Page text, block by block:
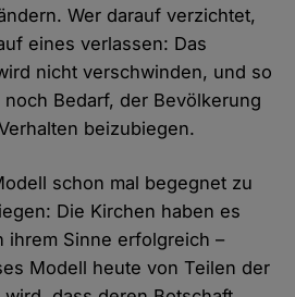
Wer darauf verzichtet,
eines verlassen: Das
nicht verschwinden, und so
Bedarf, der Bevölkerung
beizubiegen.
schon mal begegnet zu
Die Kirchen haben es
ihrem Sinne erfolgreich –
Modell heute von Teilen der